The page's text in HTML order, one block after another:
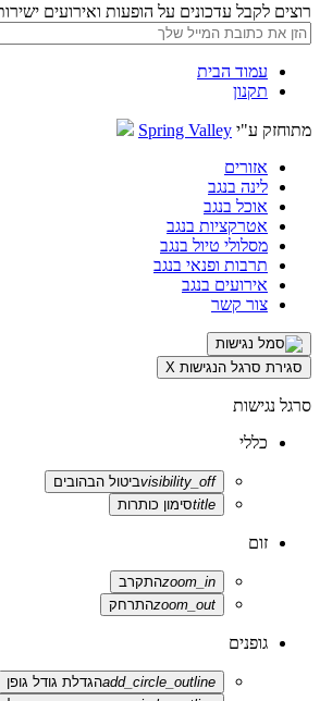
רוצים לקבל עדכונים על הופעות ואירועים
עמוד הבית
תקנון
מתוחזק ע"י Spring Valley
אזורים
לינה בנגב
אוכל בנגב
אטרקציות בנגב
מסלולי טיול בנגב
תרבות ופנאי בנגב
אירועים בנגב
צור קשר
סגירת סרגל הנגישות X
סרגל נגישות
כללי
visibility_offביטול הבהובים
titleסימון כותרות
זום
zoom_inהתקרב
zoom_outהתרחק
גופנים
add_circle_outlineהגדלת גודל גופן